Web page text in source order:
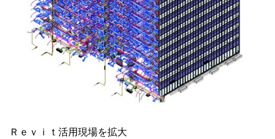
Ｒｅｖｉｔ活用現場を拡大